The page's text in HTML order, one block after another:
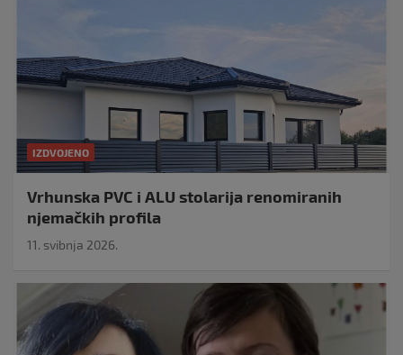
IZDVOJENO
Vrhunska PVC i ALU stolarija renomiranih
njemačkih profila
11. svibnja 2026.